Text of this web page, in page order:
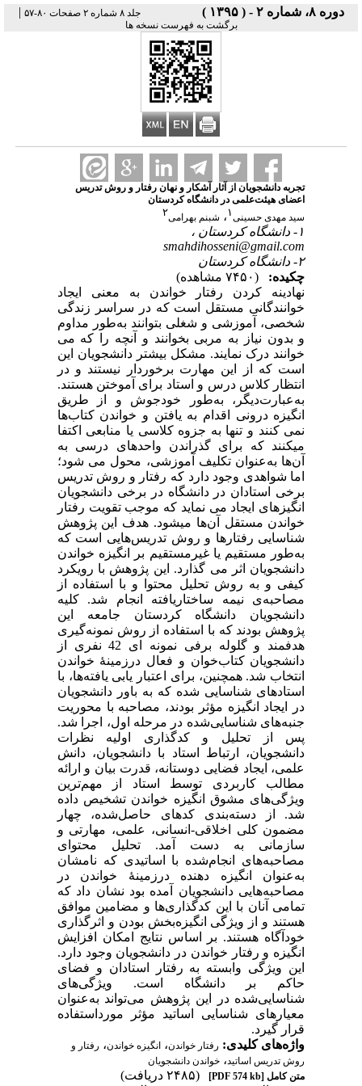
دوره ۸، شماره ۲ - ( ۱۳۹۵ ) جلد ۸ شماره ۲ صفحات ۸۰-۵۷ |
برگشت به فهرست نسخه ها
تجربه‌ دانشجویان از آثار آشکار و نهان رفتار و روش تدریس
اعضای هیئت‌علمی در دانشگاه کردستان
سید مهدی حسینی۱ ، شبنم بهرامی۲
۱- دانشگاه کردستان ،
smahdihosseni@gmail.com
۲- دانشگاه کردستان
چکیده:
(۷۴۵۰ مشاهده)
نهادینه کردن رفتار خواندن به معنی ایجاد
خوانندگانی مستقل است که در سراسر زندگی
شخصی، آموزشی و شغلی بتوانند به‌طور مداوم
و بدون نیاز به مربی بخوانند و آنچه را که می‏
خوانند درک نمایند. مشکل بیشتر دانشجویان این
است که از این مهارت برخوردار نیستند و در
انتظار کلاس درس و استاد برای آموختن هستند.
به‌عبارت‌دیگر، به‌طور خودجوش و از طریق
انگیزه درونی اقدام به یافتن و خواندن کتاب‌ها
نمی‏ کنند و تنها به جزوه کلاسی یا منابعی اکتفا
می‏کنند که برای گذراندن واحدهای درسی به
آن‌ها به‌عنوان تکلیف آموزشی، محول می‏ شود؛
اما شواهدی وجود دارد که رفتار و روش تدریس
برخی استادان در دانشگاه در برخی دانشجویان
انگیزه‏ای ایجاد می‏ نماید که موجب تقویت رفتار
خواندن مستقل آن‌ها می‏شود. هدف این پژوهش
شناسایی رفتارها و روش تدریس‌هایی است که
به‌طور مستقیم یا غیرمستقیم بر انگیزه خواندن
دانشجویان اثر می‏‏ گذارد. این پژوهش با رویکرد
کیفی و به روش تحلیل محتوا و با استفاده از
مصاحبه‌ی نیمه ساختاریافته انجام شد. کلیه
دانشجویان دانشگاه کردستان جامعه این
پژوهش بودند که با استفاده از روش نمونه‌گیری
هدفمند و گلوله برفی نمونه‏ ای 42 نفری از
دانشجویان کتاب‌خوان و فعال درزمینۀ خواندن
انتخاب شد. همچنین، برای اعتبار یابی یافته‌ها، با
استادهای شناسایی شده که به باور دانشجویان
در ایجاد انگیزه مؤثر بودند، مصاحبه با محوریت
جنبه‎‌های شناسایی‌شده در مرحله اول، اجرا شد.
پس از تحلیل و کدگذاری اولیه نظرات
دانشجویان، ارتباط استاد با دانشجویان، دانش
علمی، ایجاد فضایی دوستانه، قدرت بیان و ارائه‌
مطالب کاربردی توسط استاد از مهم‌ترین
ویژگی‌های مشوق انگیزه خواندن تشخیص داده
شد. از دسته‌بندی کدهای حاصل‌شده، چهار
مضمون کلی اخلاقی-انسانی، علمی، مهارتی و
سازمانی به دست آمد. تحلیل محتوای
مصاحبه‌های انجام‌شده با اساتیدی که نامشان
به‌عنوان انگیزه دهنده درزمینۀ خواندن در
مصاحبه‌هایی دانشجویان آمده بود نشان داد که
تمامی آنان با این کدگذاری‌ها و مضامین موافق
هستند و از ویژگی انگیزه‌بخش بودن و اثرگذاری
خودآگاه هستند. بر اساس نتایج امکان افزایش
انگیزه و رفتار خواندن در دانشجویان وجود دارد.
این ویژگی وابسته به رفتار استادان و فضای
حاکم بر دانشگاه است. ویژگی‌های
شناسایی‌شده در این پژوهش می‌تواند به‌عنوان
معیارهای شناسایی اساتید مؤثر مورداستفاده
قرار گیرد.
واژه‌های کلیدی: رفتار خواندن، انگیزه خواندن، رفتار و
روش تدریس اساتید، خواندن دانشجویان
متن کامل[PDF 574 kb]
(۲۴۸۵ دریافت)